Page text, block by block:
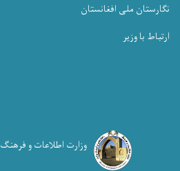
نگارستان ملی افغانستان
ارتباط با وزیر
وزارت اطلاعات و فرهنگ